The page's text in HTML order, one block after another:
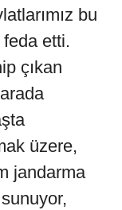
bu
feda etti.
çıkan
üzere,
jandarma